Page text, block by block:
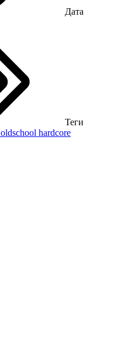
Дата
Теги
oldschool hardcore